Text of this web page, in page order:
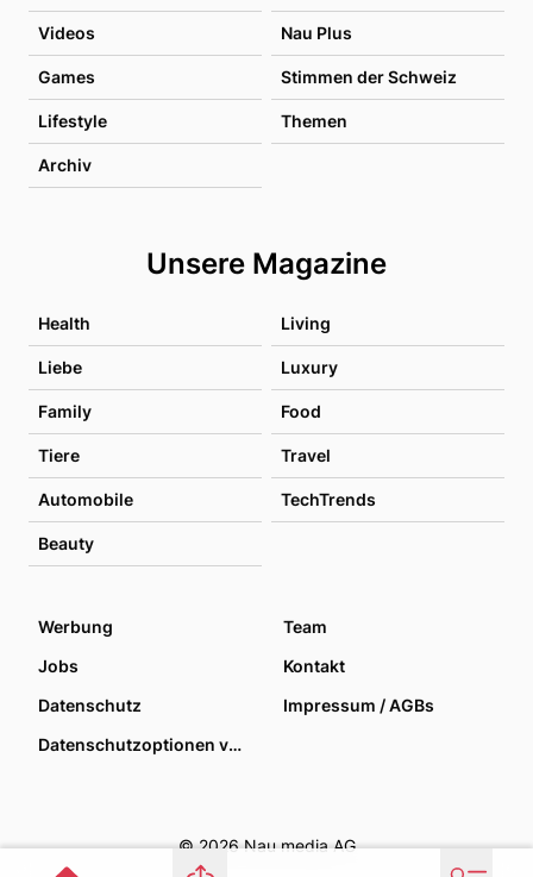
Videos Nau Plus
Games Stimmen der Schweiz
Lifestyle Themen
Archiv
Unsere Magazine
Health Living
Liebe Luxury
Family Food
Tiere Travel
Automobile TechTrends
Beauty
Werbung
Team
Jobs
Kontakt
Datenschutz
Impressum / AGBs
Datenschutzoptionen verwalten
© 2026 Nau media AG